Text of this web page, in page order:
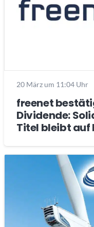
20 März um 11:04 Uhr
freenet
Dividende:
Titel bleibt auf